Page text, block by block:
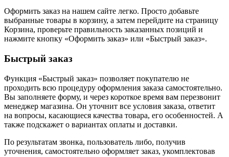
Оформить заказ на нашем сайте легко. Просто добавьте
выбранные товары в корзину, а затем перейдите на страницу
Корзина, проверьте правильность заказанных позиций и
нажмите кнопку «Оформить заказ» или «Быстрый заказ».
Быстрый заказ
Функция «Быстрый заказ» позволяет покупателю не
проходить всю процедуру оформления заказа самостоятельно.
Вы заполняете форму, и через короткое время вам перезвонит
менеджер магазина. Он уточнит все условия заказа, ответит
на вопросы, касающиеся качества товара, его особенностей. А
также подскажет о вариантах оплаты и доставки.
По результатам звонка, пользователь либо, получив
уточнения, самостоятельно оформляет заказ, укомплектовав